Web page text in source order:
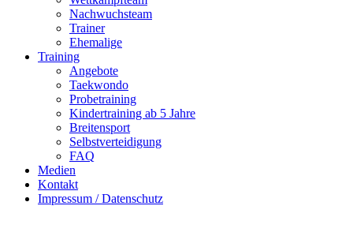
Nachwuchsteam
Trainer
Ehemalige
Training
Angebote
Taekwondo
Probetraining
Kindertraining ab 5 Jahre
Breitensport
Selbstverteidigung
FAQ
Medien
Kontakt
Impressum / Datenschutz